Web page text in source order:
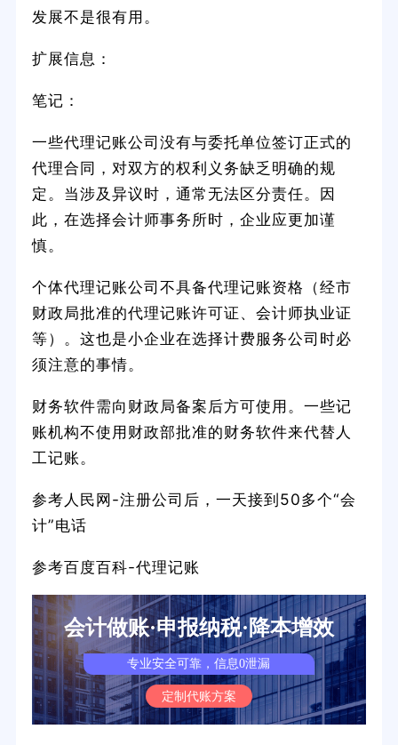
发展不是很有用。
扩展信息：
笔记：
一些代理记账公司没有与委托单位签订正式的
代理合同，对双方的权利义务缺乏明确的规
定。当涉及异议时，通常无法区分责任。因
此，在选择会计师事务所时，企业应更加谨
慎。
个体代理记账公司不具备代理记账资格（经市
财政局批准的代理记账许可证、会计师执业证
等）。这也是小企业在选择计费服务公司时必
须注意的事情。
财务软件需向财政局备案后方可使用。一些记
账机构不使用财政部批准的财务软件来代替人
工记账。
参考人民网-注册公司后，一天接到50多个“会
计”电话
参考百度百科-代理记账
会计做账·申报纳税·降本增效
专业安全可靠，信息0泄漏
定制代账方案